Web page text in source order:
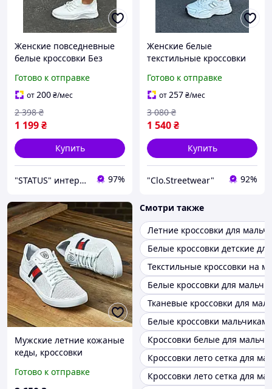
Женские повседневные
белые кроссовки Без
летние кроссовки белого
цвета для девушек
Готово к отправке
от200₴/мес
1 199₴
2 398 ₴
Купить
"STATUS" интернет магазин мужской и женской обуви 97%
Женские белые
текстильные кроссовки
летние кроссовки,
молодежные кроссовки
для девушек
Готово к отправке
от257₴/мес
1 540₴
3 080 ₴
Купить
"Clo.Streetwear" 92%
Мужские летние кожаные
кеды, кроссовки
дышащие на лето для
Готово к отправке
Смотри также
Летние кроссовки для
Белые кроссовки детские
Текстильные кроссовки на
Белые кроссовки для
Тканевые кроссовки для
Белые кроссовки мальчикам
Кроссовки белые для
Кроссовки лето сетка для
Кроссовки лето сетка для